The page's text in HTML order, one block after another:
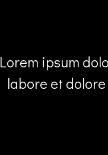
Lorem ipsum
labore et